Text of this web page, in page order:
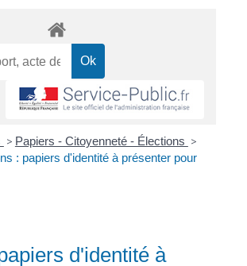
> Papiers - Citoyenneté - Élections >
: papiers d'identité à présenter pour
d'identité à